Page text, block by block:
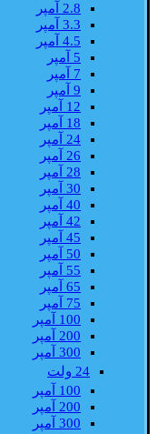
2.8 آمپر
3.3 آمپر
4.5 آمپر
5 آمپر
7 آمپر
9 آمپر
12 آمپر
18 آمپر
24 آمپر
26 آمپر
28 آمپر
30 آمپر
40 آمپر
42 آمپر
45 آمپر
50 آمپر
55 آمپر
65 آمپر
75 آمپر
100 آمپر
200 آمپر
300 آمپر
24 ولت
100 آمپر
200 آمپر
300 آمپر